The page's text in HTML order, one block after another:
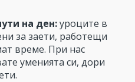
на ден:уроците в
за заети, работещи
време. При нас
уменията си, дори